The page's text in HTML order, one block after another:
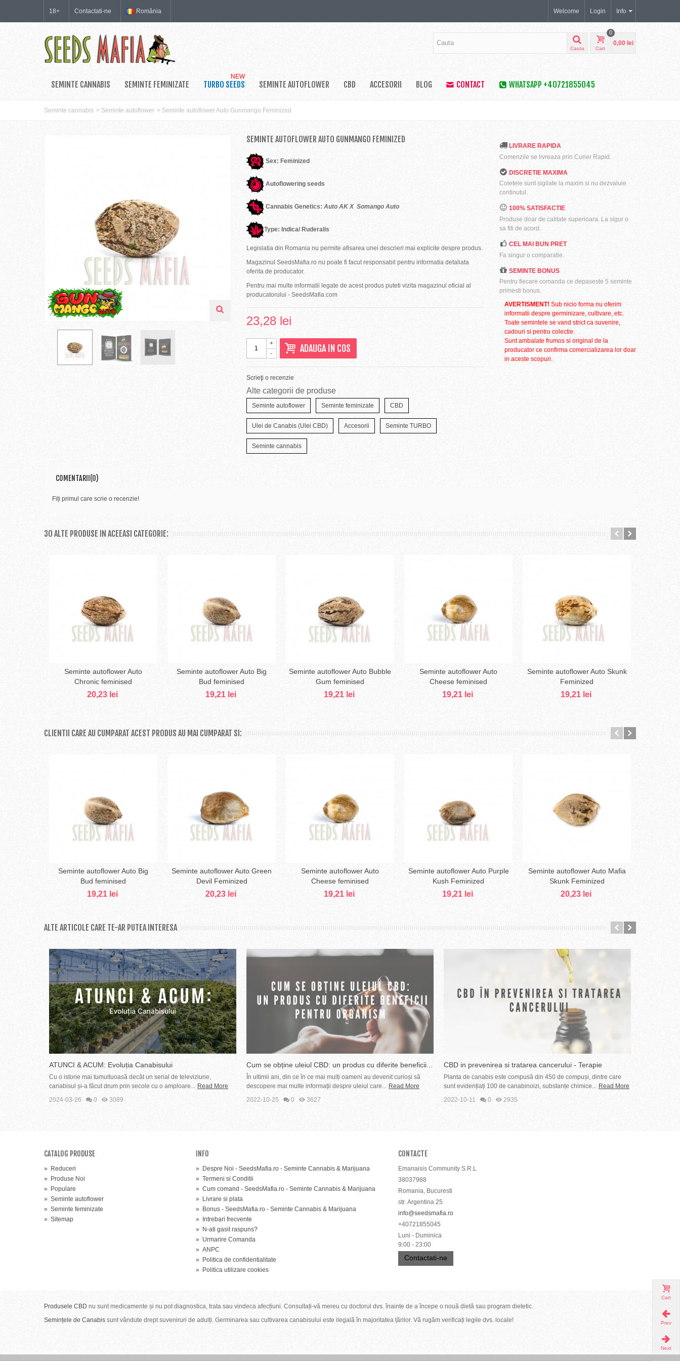
Info
18+ Contactati-ne România Welcome Login
Cauta Cart
0
0,00 lei
SEMINTE CANNABIS SEMINTE FEMINIZATE TURBO SEEDS
NEW
SEMINTE AUTOFLOWER CBD ACCESORII BLOG CONTACT WHATSAPP +40721855045
Seminte cannabis > Seminte autoflower > Seminte autoflower Auto Gunmango Feminized
SEMINTE AUTOFLOWER AUTO GUNMANGO FEMINIZED
Sex: Feminized
Autoflowering seeds
Cannabis Genetics: Auto AK X Somango Auto
Type: Indica/ Ruderalis
Legislatia din Romania nu permite afisarea unei descrieri mai explicite despre produs.
Magazinul SeedsMafia.ro nu poate fi facut responsabil pentru informatia detaliata
oferita de producator.
Pentru mai multe informatii legate de acest produs puteti vizita magazinul oficial al
producatorului - SeedsMafia.com
23,28 lei
-
+ ADAUGA IN COS
Scrieţi o recenzie
Alte categorii de produse
Seminte autoflower Seminte feminizate CBD
Ulei de Canabis (Ulei CBD) Accesorii Seminte TURBO
Seminte cannabis
LIVRARE RAPIDA
Comenzile se livreaza prin Curier Rapid.
DISCRETIE MAXIMA
Coletele sunt sigilate la maxim si nu dezvaluie
continutul.
100% SATISFACTIE
Produse doar de calitate superioara. La sigur o
sa fiti de acord.
CEL MAI BUN PRET
Fa singur o comparatie.
SEMINTE BONUS
Pentru fiecare comanda ce depaseste 5 seminte
primesti bonus.
AVERTISMENT! Sub nicio forma nu oferim
informatii despre germinizare, cultivare, etc.
Toate semintele se vand strict ca suvenire,
cadouri si pentru colectie.
Sunt ambalate frumos si original de la
producator ce confirma comercializarea lor doar
in aceste scopuri.
COMENTARII(0)
Fiți primul care scrie o recenzie!
30 ALTE PRODUSE IN ACEEASI CATEGORIE:
Adaugă în coş
Seminte autoflower Auto
Chronic feminised
20,23 lei
Adaugă în coş
Seminte autoflower Auto Big
Bud feminised
19,21 lei
Adaugă în coş
Seminte autoflower Auto Bubble
Gum feminised
19,21 lei
Adaugă în coş
Seminte autoflower Auto
Cheese feminised
19,21 lei
Adaugă în coş
Seminte autoflower Auto Skunk
Feminized
19,21 lei
CLIENTII CARE AU CUMPARAT ACEST PRODUS AU MAI CUMPARAT SI:
Adaugă în coş
Seminte autoflower Auto Big
Bud feminised
19,21 lei
Adaugă în coş
Seminte autoflower Auto Green
Devil Feminized
20,23 lei
Adaugă în coş
Seminte autoflower Auto
Cheese feminised
19,21 lei
Adaugă în coş
Seminte autoflower Auto Purple
Kush Feminized
19,21 lei
Adaugă în coş
Seminte autoflower Auto Mafia
Skunk Feminized
20,23 lei
ALTE ARTICOLE CARE TE-AR PUTEA INTERESA
ATUNCI & ACUM: Evoluția Canabisului
Cu o istorie mai tumultuoasă decât un serial de televiziune,
canabisul și-a făcut drum prin secole cu o amploare... Read More
2024-03-26
0 3089
Cum se obține uleiul CBD: un produs cu diferite beneficii...
În ultimii ani, din ce în ce mai mulți oameni au devenit curioși să
descopere mai multe informații despre uleiul care... Read More
2022-10-25
0 3627
CBD in prevenirea si tratarea cancerului - Terapie
complementara de...
Planta de canabis este compusă din 450 de compuși, dintre care
sunt evidențiați 100 de canabinoizi, substanțe chimice... Read More
2022-10-11
0 2935
CATALOG PRODUSE
» Reduceri
» Produse Noi
» Populare
» Seminte autoflower
» Seminte feminizate
» Sitemap
INFO
» Despre Noi - SeedsMafia.ro - Seminte Cannabis & Marijuana
» Termeni si Conditii
» Cum comand - SeedsMafia.ro - Seminte Cannabis & Marijuana
» Livrare si plata
» Bonus - SeedsMafia.ro - Seminte Cannabis & Marijuana
» Intrebari frecvente
» N-ati gasit raspuns?
» Urmarire Comanda
» ANPC
» Politica de confidentialitate
» Politica utilizare cookies
CONTACTE
Emanaisis Community S.R.L
38037988
Romania, Bucuresti
str. Argentina 25
info@seedsmafia.ro
+40721855045
Luni - Duminica
9:00 - 23:00
Contactati-ne
Produsele CBD nu sunt medicamente și nu pot diagnostica, trata sau vindeca afecțiuni. Consultați-vă mereu cu doctorul dvs. înainte de a începe o nouă dietă sau program dietetic.
Semințele de Canabis sunt vândute drept suveniruri de adulți. Germinarea sau cultivarea canabisului este ilegală în majoritatea țărilor. Vă rugăm verificați legile dvs. locale!
Cart
Prev
Next